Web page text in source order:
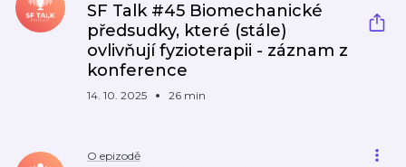
SF Talk #45 Biomechanické
předsudky, které (stále)
ovlivňují fyzioterapii - záznam z
konference
14. 10. 2025 26 min
O epizodě